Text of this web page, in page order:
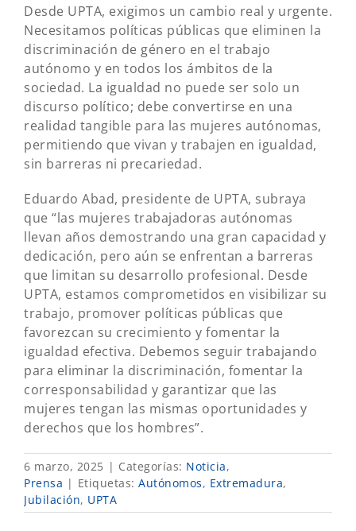
Desde UPTA, exigimos un cambio real y urgente.
Necesitamos políticas públicas que eliminen la
discriminación de género en el trabajo
autónomo y en todos los ámbitos de la
sociedad. La igualdad no puede ser solo un
discurso político; debe convertirse en una
realidad tangible para las mujeres autónomas,
permitiendo que vivan y trabajen en igualdad,
sin barreras ni precariedad.
Eduardo Abad, presidente de UPTA, subraya
que “las mujeres trabajadoras autónomas
llevan años demostrando una gran capacidad y
dedicación, pero aún se enfrentan a barreras
que limitan su desarrollo profesional. Desde
UPTA, estamos comprometidos en visibilizar su
trabajo, promover políticas públicas que
favorezcan su crecimiento y fomentar la
igualdad efectiva. Debemos seguir trabajando
para eliminar la discriminación, fomentar la
corresponsabilidad y garantizar que las
mujeres tengan las mismas oportunidades y
derechos que los hombres”.
6 marzo, 2025 | Categorías: Noticia,
Prensa | Etiquetas: Autónomos, Extremadura,
Jubilación, UPTA